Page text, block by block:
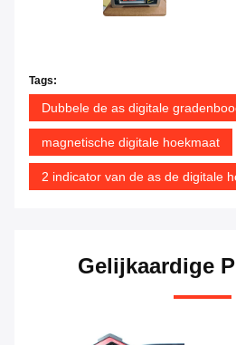
Tags:
Dubbele de as digitale
magnetische digitale hoekmaat
2 indicator van de as de digitale
Gelijkaardige